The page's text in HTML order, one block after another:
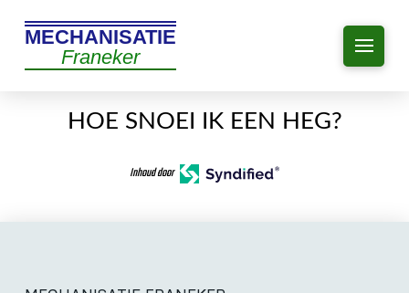
MECHANISATIE
Franeker
HOE SNOEI IK EEN HEG?
Inhoud door